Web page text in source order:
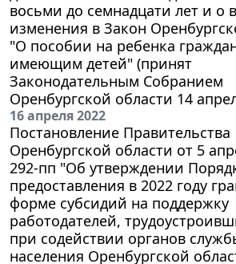
восьми до семнадцати лет и о
изменения в Закон
"О пособии на ребенка
имеющим детей" (принят
Законодательным Собранием
Оренбургской области 14
16 апреля 2022
Постановление Правительства
Оренбургской области от 5
292-пп "Об утверждении
предоставления в 2022 году
форме субсидий на поддержку
работодателей,
при содействии органов
населения Оренбургской